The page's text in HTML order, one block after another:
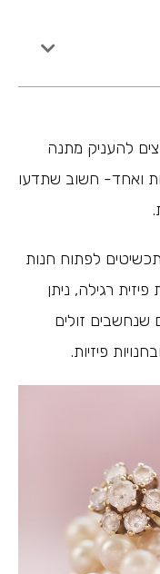
להעניק מתנה
ואחד- חשוב שתדעו
לפתוח חנות
רגילה, ניתן
שנחשבים זולים
פיזיות.